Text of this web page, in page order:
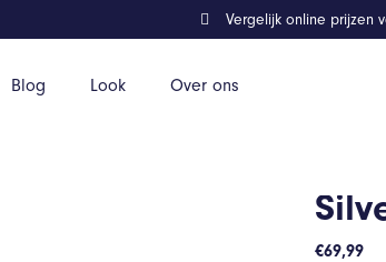
Blog Look Over ons
Vergelijk online prijzen
€69,99